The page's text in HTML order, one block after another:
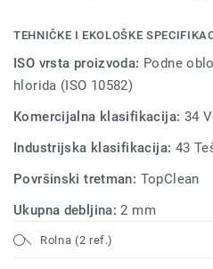
TEHNIČKE I EKOLOŠKE
ISO vrsta proizvoda: Podne
hlorida (ISO 10582)
Komercijalna klasifikacija: 34
Industrijska klasifikacija: 43
Površinski tretman: TopClean
Ukupna debljina:2 mm
Rolna (2 ref.)